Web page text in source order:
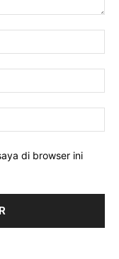
di browser ini